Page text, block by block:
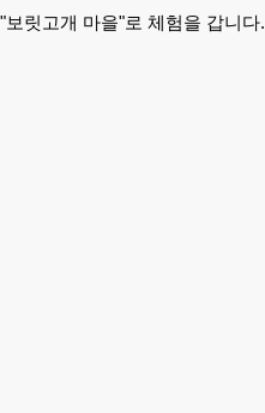
"보릿고개 마을"로 체험을 갑니다.